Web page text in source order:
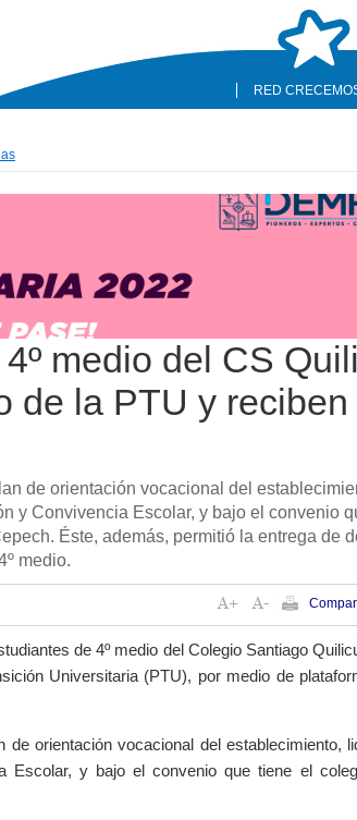
RED
medio del CS
de la PTU y
de orientación vocacional del
y Convivencia Escolar, y bajo el convenio
Éste, además, permitió la entrega de
medio.
de 4º medio del Colegio Santiago
Universitaria (PTU), por medio de
orientación vocacional del establecimiento,
Escolar, y bajo el convenio que tiene el